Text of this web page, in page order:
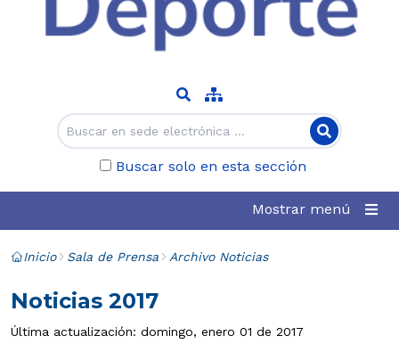
Buscar solo en esta sección
Mostrar menú
Inicio Sala de Prensa Archivo Noticias
Noticias 2017
Última actualización: domingo, enero 01 de 2017